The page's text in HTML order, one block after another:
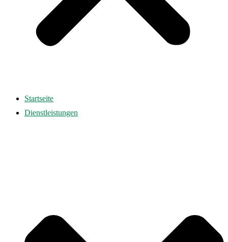
Startseite
Dienstleistungen